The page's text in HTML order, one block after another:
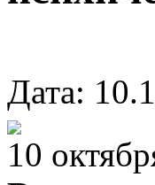
Дата:
10